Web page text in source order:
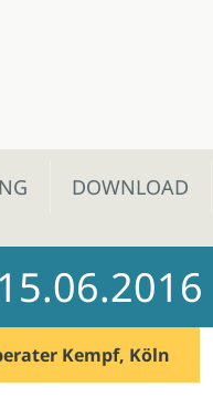
DOWNLOAD
Kempf, Köln